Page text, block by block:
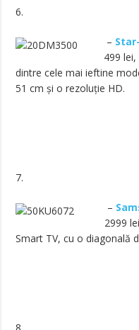
6.
–
499
dintre cele mai ieftine
51 cm și o rezoluție HD.
7.
–
2999
Smart TV, cu o diagonală